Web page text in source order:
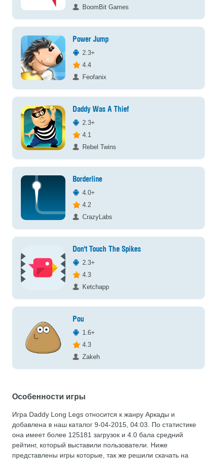
BoomBit Games
Power Jump
2.3+
4.4
Feofanix
Daddy Was A Thief
2.3+
4.1
Rebel Twins
Borderline
4.0+
4.2
CrazyLabs
Don't Touch The Spikes
2.3+
4.3
Ketchapp
Pou
1.6+
4.3
Zakeh
Особенности игры
Игра Daddy Long Legs относится к жанру Аркады и
добавлена в наш каталог 9-04-2015, 04:03. По статистике
она имеет более 125181 загрузок и 4.0 бала средний
рейтинг, который выставили пользователи. Ниже
представлены игры которые, так же решили скачать на